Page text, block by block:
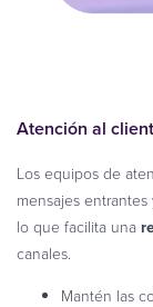
Atención al
Los equipos de
mensajes
lo que facilita una
canales.
Mantén las